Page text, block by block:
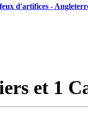
d'artifices -
et 1